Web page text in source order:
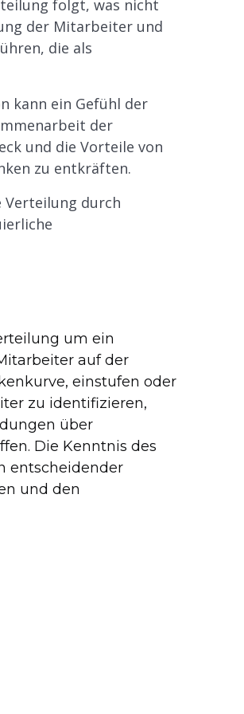
folgt, was nicht
der Mitarbeiter und
die als
kann ein Gefühl der
der
und die Vorteile von
zu entkräften.
Verteilung durch
um ein
auf der
einstufen oder
zu identifizieren,
über
Die Kenntnis des
entscheidender
und den